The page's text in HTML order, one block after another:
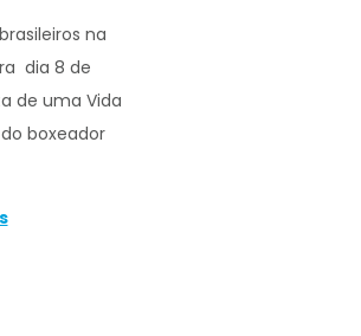
na
dia 8 de
de uma Vida
boxeador